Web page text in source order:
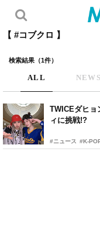
【 #コブクロ 】
検索結果（1件）
ALL NEWS
TWICEダヒョ
ィに挑戦!?
#ニュース #K-